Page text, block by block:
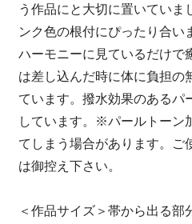
う作品にと大切に置いていま
ンク色の根付にぴったり合い
ハーモニーに見ているだけで
は差し込んだ時に体に負担の
ています。撥水効果のあるパ
しています。※パールトーン
てしまう場合があります。ご
は御控え下さい。
＜作品サイズ＞帯から出